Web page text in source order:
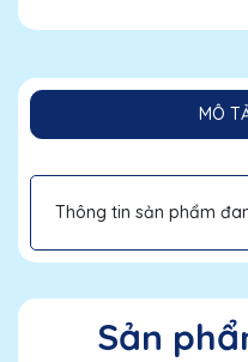
MÔ
Thông tin sản phẩm
Sản